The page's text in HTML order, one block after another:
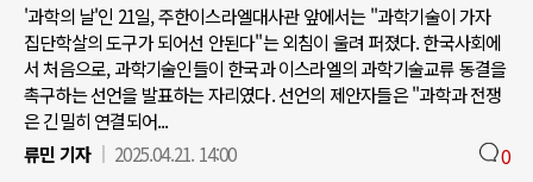
'과학의 날'인 21일, 주한이스라엘대사관 앞에서는 "과학기술이 가자
집단학살의 도구가 되어선 안된다"는 외침이 울려 퍼졌다. 한국사회에
서 처음으로, 과학기술인들이 한국과 이스라엘의 과학기술교류 동결을
촉구하는 선언을 발표하는 자리였다. 선언의 제안자들은 "과학과 전쟁
은 긴밀히 연결되어...
류민 기자
2025.04.21. 14:00 0